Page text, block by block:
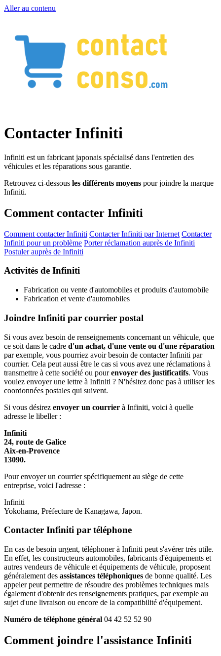
Aller au contenu
Contacter Infiniti
Infiniti est un fabricant japonais spécialisé dans l'entretien des
véhicules et les réparations sous garantie.
Retrouvez ci-dessous les différents moyens pour joindre la marque
Infiniti.
Comment contacter Infiniti
Comment contacter Infiniti Contacter Infiniti par Internet Contacter
Infiniti pour un problème Porter réclamation auprès de Infiniti
Postuler auprès de Infiniti
Activités de Infiniti
Fabrication ou vente d'automobiles et produits d'automobile
Fabrication et vente d'automobiles
Joindre Infiniti par courrier postal
Si vous avez besoin de renseignements concernant un véhicule, que
ce soit dans le cadre d'un achat, d'une vente ou d'une réparation
par exemple, vous pourriez avoir besoin de contacter Infiniti par
courrier. Cela peut aussi être le cas si vous avez une réclamations à
transmettre à cette société ou pourenvoyer des justificatifs. Vous
voulez envoyer une lettre à Infiniti ? N'hésitez donc pas à utiliser les
coordonnées postales qui suivent.
Si vous désirez envoyer un courrier à Infiniti, voici à quelle
adresse le libeller :
Infiniti
24, route de Galice
Aix-en-Provence
13090.
Pour envoyer un courrier spécifiquement au siège de cette
entreprise, voici l'adresse :
Infiniti
Yokohama, Préfecture de Kanagawa, Japon.
Contacter Infiniti par téléphone
En cas de besoin urgent, téléphoner à Infiniti peut s'avérer très utile.
En effet, les constructeurs automobiles, fabricants d'équipements et
autres vendeurs de véhicule et équipements de véhicule, proposent
généralement des assistances téléphoniques de bonne qualité. Les
appeler peut permettre de résoudre des problèmes techniques mais
également d'obtenir des renseignements pratiques, par exemple au
sujet d'une livraison ou encore de la compatibilité d'équipement.
Numéro de téléphone général 04 42 52 52 90
Comment joindre l'assistance Infiniti